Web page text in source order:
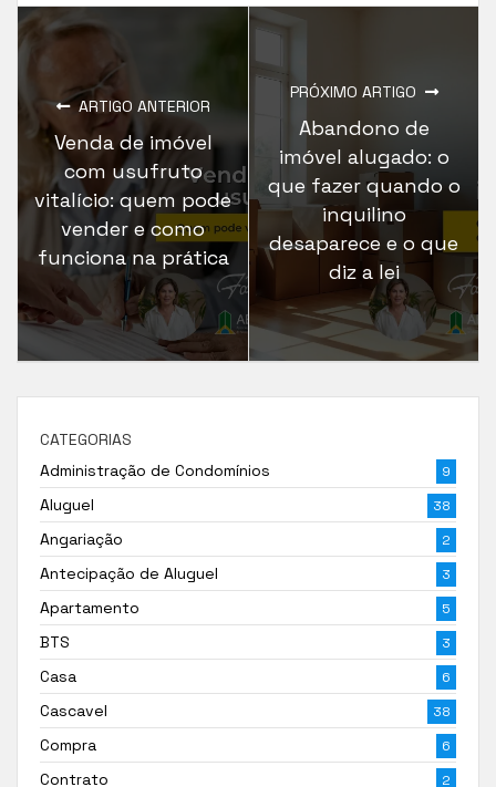
ARTIGO ANTERIOR
Venda de imóvel
com usufruto
vitalício: quem pode
vender e como
funciona na prática
PRÓXIMO ARTIGO
Abandono de
imóvel alugado: o
que fazer quando o
inquilino
desaparece e o que
diz a lei
CATEGORIAS
Administração de Condomínios
9
Aluguel 38
Angariação 2
Antecipação de Aluguel 3
Apartamento 5
BTS 3
Casa 6
Cascavel 38
Compra 6
Contrato 2